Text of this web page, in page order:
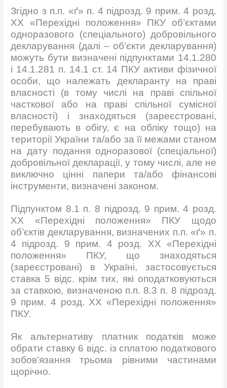
Згідно з п.п. «ґ» п. 4 підрозд. 9 прим. 4 розд.
XX «Перехідні положення» ПКУ об’єктами
одноразового (спеціального) добровільного
декларування (далі – об’єкти декларування)
можуть бути визначені підпунктами 14.1.280
і 14.1.281 п. 14.1 ст. 14 ПКУ активи фізичної
особи, що належать декларанту на праві
власності (в тому числі на праві спільної
часткової або на праві спільної сумісної
власності) і знаходяться (зареєстровані,
перебувають в обігу, є на обліку тощо) на
території України та/або за її межами станом
на дату подання одноразової (спеціальної)
добровільної декларації, у тому числі, але не
виключно цінні папери та/або фінансові
інструменти, визначені законом.
Підпунктом 8.1 п. 8 підрозд. 9 прим. 4 розд.
XX «Перехідні положення» ПКУ щодо
об’єктів декларування, визначених п.п. «ґ» п.
4 підрозд. 9 прим. 4 розд. XX «Перехідні
положення» ПКУ, що знаходяться
(зареєстровані) в Україні, застосовується
ставка 5 відс. крім тих, які оподатковуються
за ставкою, визначеною п.п. 8.3 п. 8 підрозд.
9 прим. 4 розд. XX «Перехідні положення»
ПКУ.
Як альтернативу платник податків може
обрати ставку 6 відс. із сплатою податкового
зобов’язання трьома рівними частинами
щорічно.